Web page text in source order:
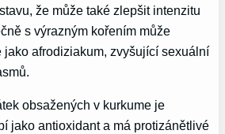
že může také zlepšit intenzitu
s výrazným kořením může
jako afrodiziakum, zvyšující sexuální
obsažených v kurkume je
jako antioxidant a má protizánětlivé